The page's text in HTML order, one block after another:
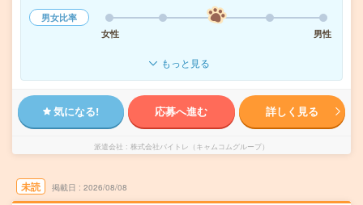
男女比率
女性
男性
もっと見る
気になる! 応募へ進む 詳しく見る
派遣会社 株式会社バイトレ（キャムコムグループ）
未読 掲載日 2026/08/08